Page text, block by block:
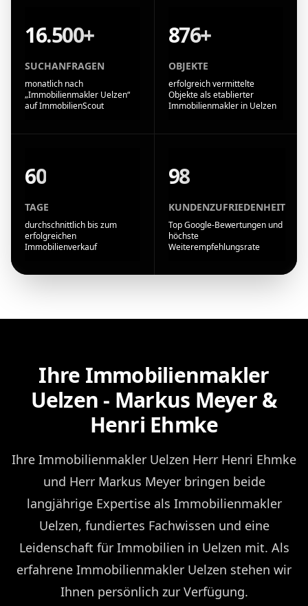
16.500+
SUCHANFRAGEN
monatlich nach
„Immobilienmakler Uelzen“
auf ImmobilienScout
876+
OBJEKTE
erfolgreich vermittelte
Objekte als etablierter
Immobilienmakler in Uelzen
60
TAGE
durchschnittlich bis zum
erfolgreichen
Immobilienverkauf
98
KUNDENZUFRIEDENHEIT
Top Google-Bewertungen und
höchste
Weiterempfehlungsrate
Ihre Immobilienmakler
Uelzen - Markus Meyer &
Henri Ehmke
Ihre Immobilienmakler Uelzen Herr Henri Ehmke
und Herr Markus Meyer bringen beide
langjährige Expertise als Immobilienmakler
Uelzen, fundiertes Fachwissen und eine
Leidenschaft für Immobilien in Uelzen mit. Als
erfahrene Immobilienmakler Uelzen stehen wir
Ihnen persönlich zur Verfügung.